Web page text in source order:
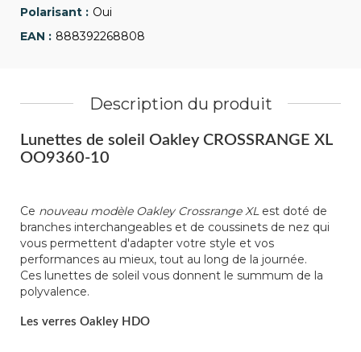
Oui
888392268808
Description du produit
Lunettes de soleil Oakley CROSSRANGE XL
OO9360-10
Ce nouveau modèle Oakley Crossrange XLest doté de
branches interchangeables et de coussinets de nez qui
vous permettent d'adapter votre style et vos
performances au mieux, tout au long de la journée.
Ces lunettes de soleil vous donnent le summum de la
polyvalence.
Les verres Oakley HDO